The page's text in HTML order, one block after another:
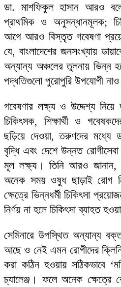
ডা. মাশফিকুল হাসান আরও
প্রাথমিক ও অনুসন্ধানমূলক;
আগে আরও বিস্তৃত গবেষণা
যে, বাংলাদেশের জনসংখ্যায়
অন্যান্য অঞ্চলের তুলনায় ভিন্ন
পদ্ধতিগুলো পুরোপুরি উপযোগী নাও
গবেষণার লক্ষ্য ও উদ্দেশ্য
চিকিৎসক, শিক্ষার্থী ও
ছড়িয়ে দেওয়া, তরুণদের মধ্যে
বৃদ্ধি এবং দেশে উন্নত
মূল লক্ষ্য। তিনি আরও জানান,
অনেক সময় ওষুধ ছাড়াই রোগ
ক্ষেত্রে ভিন্নধর্মী চিকিৎসা
নির্ণয় না হলে চিকিৎসা ব্যাহত
সেমিনারে উপস্থিত অন্যান্য
আছে ও নেই এমন রোগীদের
করা কঠিন হওয়ায় সঠিকভাবে
চ্যালেঞ্জ। ফলে অনেক ক্ষেত্রে